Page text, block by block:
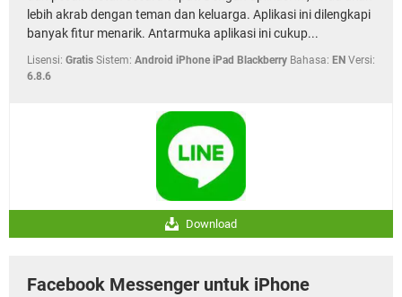
lebih akrab dengan teman dan keluarga. Aplikasi ini dilengkapi
banyak fitur menarik. Antarmuka aplikasi ini cukup...
Lisensi: Gratis Sistem: Android iPhone iPad Blackberry Bahasa: EN Versi:
6.8.6
Download
Facebook Messenger untuk iPhone